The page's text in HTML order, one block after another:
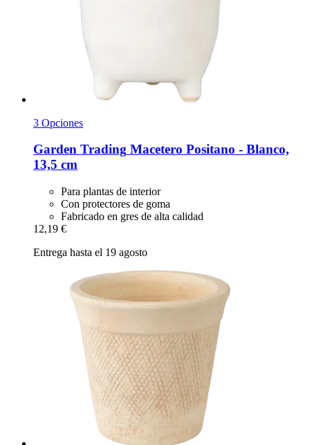
3 Opciones
Garden Trading Macetero Positano -​ Blanco,
13,5 cm
Para plantas de interior
Con protectores de goma
Fabricado en gres de alta calidad
12,19 €
Entrega hasta el 19 agosto